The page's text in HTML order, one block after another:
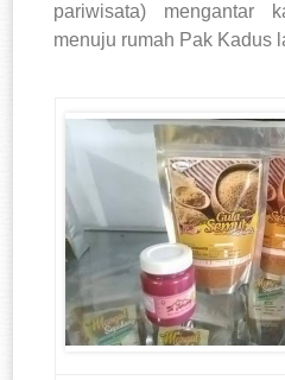
pariwisata) mengantar
menuju rumah Pak Kadus